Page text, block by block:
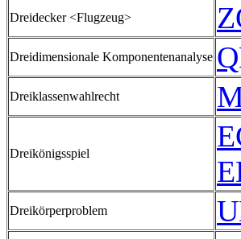
Dreidecker <Flugzeug>
Dreidimensionale Komponentenanalyse
Dreiklassenwahlrecht
Dreikönigsspiel
Dreikörperproblem